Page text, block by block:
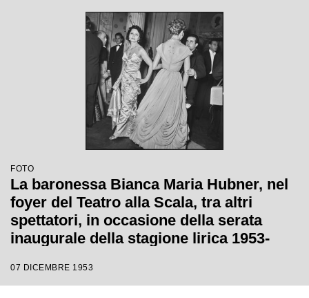
FOTO
La baronessa Bianca Maria Hubner, nel
foyer del Teatro alla Scala, tra altri
spettatori, in occasione della serata
inaugurale della stagione lirica 1953-
Catalani, diretta da Carlo Maria Giulini,
07 DICEMBRE 1953